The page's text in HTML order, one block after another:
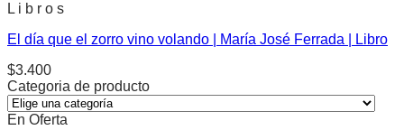
L i b r o s
El día que el zorro vino volando | María José Ferrada | Libro
$3.400
Categoria de producto
En Oferta